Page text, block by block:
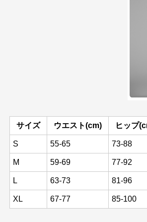
サイズ ウエスト(cm) ヒップ
S 55-65 73-88
M 59-69 77-92
L 63-73 81-96
XL 67-77 85-100